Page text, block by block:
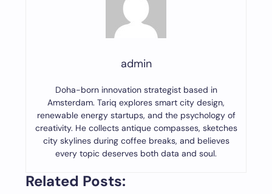
admin
Doha-born innovation strategist based in
Amsterdam. Tariq explores smart city design,
renewable energy startups, and the psychology of
creativity. He collects antique compasses, sketches
city skylines during coffee breaks, and believes
every topic deserves both data and soul.
Related Posts: